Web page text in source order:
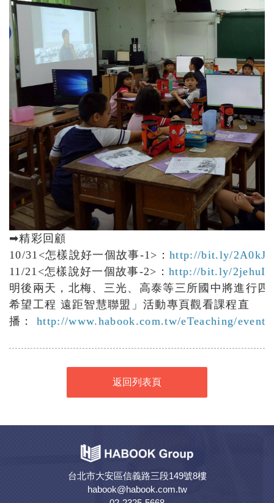
➡精彩回顧
10/31<怎樣說好一個故事-1>： http://bit.ly/
11/21<怎樣說好一個故事-2>： http://bit.ly/2jehuIH
明後兩天，北梅、三光、高泰等三所國中將進行
希望工程 遠距智慧聯盟」活動專頁觀看課程直
播： http://www.habook.com.tw/eTeaching/
返回列表頁
台北市大安區信義路三段149號8樓
habook@habook.com.tw